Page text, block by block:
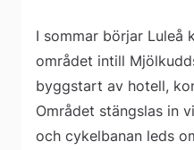
I sommar börjar Luleå
området intill
byggstart av hotell,
Området stängslas in
och cykelbanan leds